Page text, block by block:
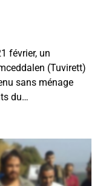
février, un
(Tuvirett)
sans ménage
du…